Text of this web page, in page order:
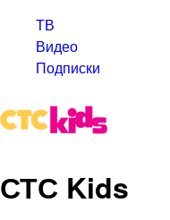
ТВ
Видео
Подписки
СТС Kids